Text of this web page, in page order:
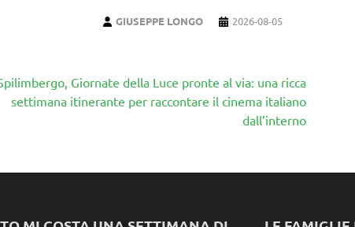
GIUSEPPE LONGO 2026-08-05
Giornate della Luce pronte al via: una ricca
settimana itinerante per raccontare il cinema italiano
dall’interno